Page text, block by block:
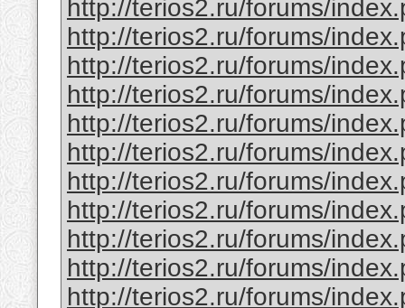
http://terios2.ru/forums/
http://terios2.ru/forums/
http://terios2.ru/forums/
http://terios2.ru/forums/
http://terios2.ru/forums/
http://terios2.ru/forums/
http://terios2.ru/forums/
http://terios2.ru/forums/
http://terios2.ru/forums/
http://terios2.ru/forums/
http://terios2.ru/forums/